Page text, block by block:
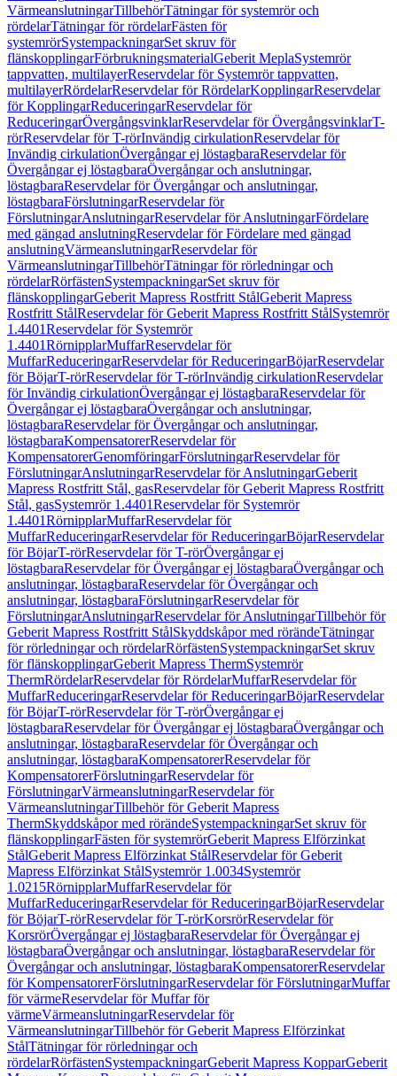
VärmeanslutningarTillbehörTätningar för systemrör och
rördelarTätningar för rördelarFästen för
systemrörSystempackningarSet skruv för
flänskopplingarFörbrukningsmaterialGeberit MeplaSystemrör
tappvatten, multilayerReservdelar för Systemrör tappvatten,
multilayerRördelarReservdelar för RördelarKopplingarReservdelar
för KopplingarReduceringarReservdelar för
ReduceringarÖvergångsvinklarReservdelar för ÖvergångsvinklarT-
rörReservdelar för T-rörInvändig cirkulationReservdelar för
Invändig cirkulationÖvergångar ej löstagbaraReservdelar för
Övergångar ej löstagbaraÖvergångar och anslutningar,
löstagbaraReservdelar för Övergångar och anslutningar,
löstagbaraFörslutningarReservdelar för
FörslutningarAnslutningarReservdelar för AnslutningarFördelare
med gängad anslutningReservdelar för Fördelare med gängad
anslutningVärmeanslutningarReservdelar för
VärmeanslutningarTillbehörTätningar för rörledningar och
rördelarRörfästenSystempackningarSet skruv för
flänskopplingarGeberit Mapress Rostfritt StålGeberit Mapress
Rostfritt StålReservdelar för Geberit Mapress Rostfritt StålSystemrör
1.4401Reservdelar för Systemrör
1.4401RörnipplarMuffarReservdelar för
MuffarReduceringarReservdelar för ReduceringarBöjarReservdelar
för BöjarT-rörReservdelar för T-rörInvändig cirkulationReservdelar
för Invändig cirkulationÖvergångar ej löstagbaraReservdelar för
Övergångar ej löstagbaraÖvergångar och anslutningar,
löstagbaraReservdelar för Övergångar och anslutningar,
löstagbaraKompensatorerReservdelar för
KompensatorerGenomföringarFörslutningarReservdelar för
FörslutningarAnslutningarReservdelar för AnslutningarGeberit
Mapress Rostfritt Stål, gasReservdelar för Geberit Mapress Rostfritt
Stål, gasSystemrör 1.4401Reservdelar för Systemrör
1.4401RörnipplarMuffarReservdelar för
MuffarReduceringarReservdelar för ReduceringarBöjarReservdelar
för BöjarT-rörReservdelar för T-rörÖvergångar ej
löstagbaraReservdelar för Övergångar ej löstagbaraÖvergångar och
anslutningar, löstagbaraReservdelar för Övergångar och
anslutningar, löstagbaraFörslutningarReservdelar för
FörslutningarAnslutningarReservdelar för AnslutningarTillbehör för
Geberit Mapress Rostfritt StålSkyddskåpor med rörändeTätningar
för rörledningar och rördelarRörfästenSystempackningarSet skruv
för flänskopplingarGeberit Mapress ThermSystemrör
ThermRördelarReservdelar för RördelarMuffarReservdelar för
MuffarReduceringarReservdelar för ReduceringarBöjarReservdelar
för BöjarT-rörReservdelar för T-rörÖvergångar ej
löstagbaraReservdelar för Övergångar ej löstagbaraÖvergångar och
anslutningar, löstagbaraReservdelar för Övergångar och
anslutningar, löstagbaraKompensatorerReservdelar för
KompensatorerFörslutningarReservdelar för
FörslutningarVärmeanslutningarReservdelar för
VärmeanslutningarTillbehör för Geberit Mapress
ThermSkyddskåpor med rörändeSystempackningarSet skruv för
flänskopplingarFästen för systemrörGeberit Mapress Elförzinkat
StålGeberit Mapress Elförzinkat StålReservdelar för Geberit
Mapress Elförzinkat StålSystemrör 1.0034Systemrör
1.0215RörnipplarMuffarReservdelar för
MuffarReduceringarReservdelar för ReduceringarBöjarReservdelar
för BöjarT-rörReservdelar för T-rörKorsrörReservdelar för
KorsrörÖvergångar ej löstagbaraReservdelar för Övergångar ej
löstagbaraÖvergångar och anslutningar, löstagbaraReservdelar för
Övergångar och anslutningar, löstagbaraKompensatorerReservdelar
för KompensatorerFörslutningarReservdelar för FörslutningarMuffar
för värmeReservdelar för Muffar för
värmeVärmeanslutningarReservdelar för
VärmeanslutningarTillbehör för Geberit Mapress Elförzinkat
StålTätningar för rörledningar och
rördelarRörfästenSystempackningarGeberit Mapress KopparGeberit